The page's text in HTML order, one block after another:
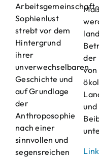
Arbeitsgemeinschaft
Sophienlust
strebt vor dem
Hintergrund
ihrer
unverwechselbaren
Geschichte und
auf Grundlage
der
Anthroposophie
nach einer
sinnvollen und
segensreichen
der
von